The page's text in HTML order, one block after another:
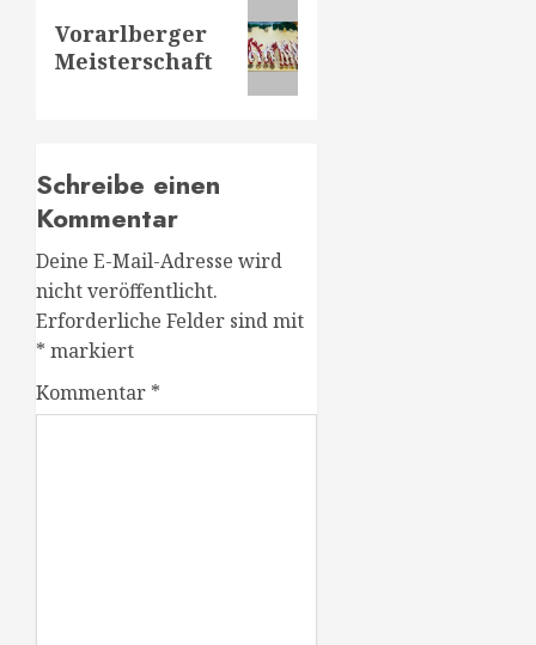
Beitrag:
Vorarlberger
Meisterschaft
Schreibe einen
Kommentar
Deine E-Mail-Adresse wird
nicht veröffentlicht.
Erforderliche Felder sind mit
* markiert
Kommentar *